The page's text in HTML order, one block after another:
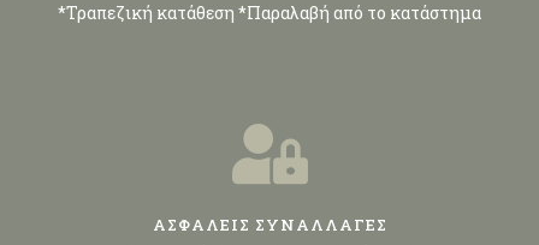
*Τραπεζική κατάθεση *Παραλαβή από το κατάστημα
ΑΣΦΑΛΕΙΣ ΣΥΝΑΛΛΑΓΕΣ